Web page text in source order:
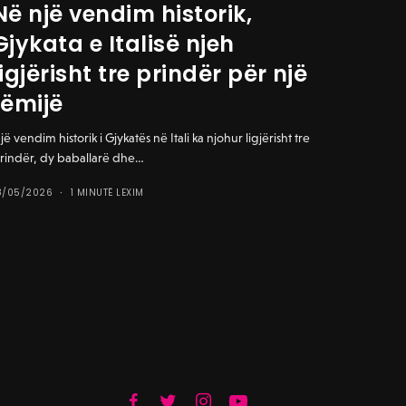
një vendim historik,
e Italisë njeh
tre prindër për një
vendim historik i Gjykatës në Itali ka njohur ligjërisht tre
dy baballarë dhe…
05/2026 1 MINUTË LEXIM